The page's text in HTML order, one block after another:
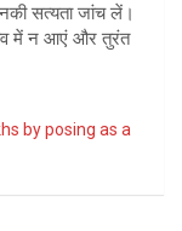
सत्यता जांच लें।
में न आएं और तुरंत
by posing as a